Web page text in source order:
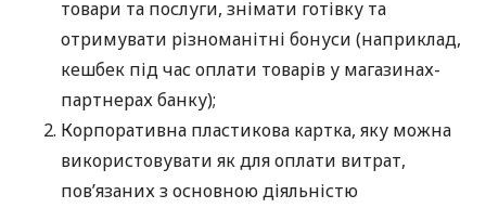
товари та послуги, знімати готівку та
отримувати різноманітні бонуси (наприклад,
кешбек під час оплати товарів у магазинах-
партнерах банку);
Корпоративна пластикова картка, яку можна
використовувати як для оплати витрат,
пов’язаних з основною діяльністю